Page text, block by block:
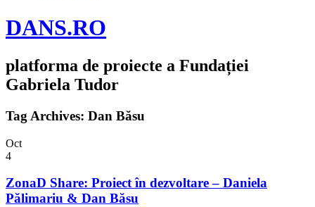
DANS.RO
platforma de proiecte a Fundației
Gabriela Tudor
Tag Archives: Dan Băsu
Oct
4
ZonaD Share: Proiect în dezvoltare – Daniela
Pălimariu & Dan Băsu